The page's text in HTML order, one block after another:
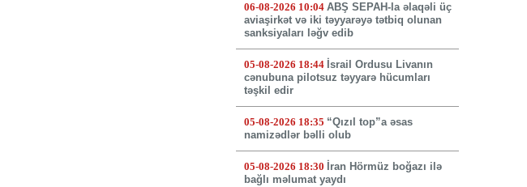
06-08-2026 10:04 ABŞ SEPAH-la əlaqəli üç
aviaşirkət və iki təyyarəyə tətbiq olunan
sanksiyaları ləğv edib
05-08-2026 18:44 İsrail Ordusu Livanın
cənubuna pilotsuz təyyarə hücumları
təşkil edir
05-08-2026 18:35 “Qızıl top”a əsas
namizədlər bəlli olub
05-08-2026 18:30 İran Hörmüz boğazı ilə
bağlı məlumat yaydı